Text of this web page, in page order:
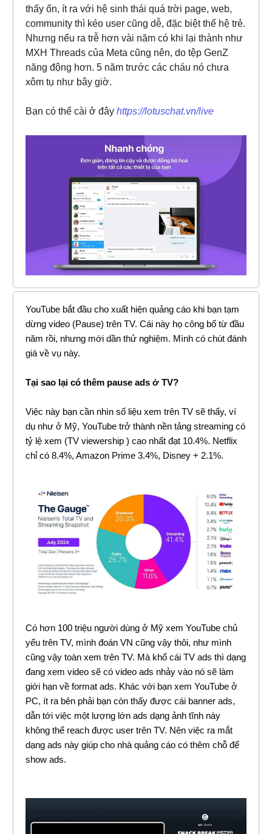
thấy ổn, ít ra với hệ sinh thái quá trời page, web,
community thì kéo user cũng dễ, đặc biệt thế hệ trẻ.
Nhưng nếu ra trễ hơn vài năm có khi lại thành như
MXH Threads của Meta cũng nên, do tệp GenZ
năng động hơn. 5 năm trước các cháu nó chưa
xôm tụ như bây giờ.
Bạn có thể cài ở đây https://lotuschat.vn/live
YouTube bắt đầu cho xuất hiện quảng cáo khi bạn tạm
dừng video (Pause) trên TV. Cái này họ công bố từ đầu
năm rồi, nhưng mới dần thử nghiệm. Mình có chút đánh
giá về vụ này.
Tại sao lại có thêm pause ads ở TV?
Việc này bạn cần nhìn số liệu xem trên TV sẽ thấy, ví
dụ như ở Mỹ, YouTube trở thành nền tảng streaming có
tỷ lệ xem (TV viewership ) cao nhất đạt 10.4%. Netflix
chỉ có 8.4%, Amazon Prime 3.4%, Disney + 2.1%.
Có hơn 100 triệu người dùng ở Mỹ xem YouTube chủ
yếu trên TV, mình đoán VN cũng vậy thôi, như mình
cũng vậy toàn xem trên TV. Mà khổ cái TV ads thì dạng
đang xem video sẽ có video ads nhảy vào nó sẽ làm
giới hạn về format ads. Khác với bạn xem YouTube ở
PC, ít ra bên phải bạn còn thấy được cái banner ads,
dẫn tới việc một lượng lớn ads dạng ảnh tĩnh này
không thể reach được user trên TV. Nên việc ra mắt
dạng ads này giúp cho nhà quảng cáo có thêm chỗ để
show ads.